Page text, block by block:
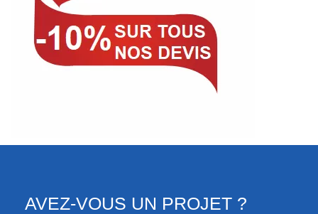
AVEZ-VOUS UN PROJET ?